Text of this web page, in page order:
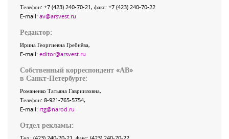
Телефон: +7 (423) 240-70-21, факс: +7 (423) 240-70-22
E-mail: av@arsvest.ru
Редактор:
Ирина Георгиевна Гребнёва,
E-mail: editor@arsvest.ru
Собственный корреспондент «АВ»
в Санкт-Петербурге:
Романенко Татьяна Гаврииловна,
Телефон: 8-921-765-5754,
E-mail: rtg@narod.ru
Отдел рекламы: